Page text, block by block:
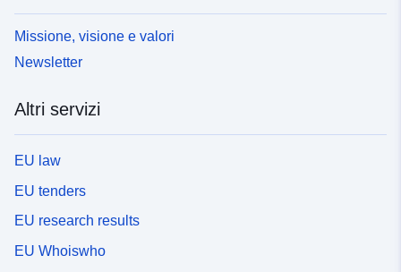
Missione, visione e valori
Newsletter
Altri servizi
EU law
EU tenders
EU research results
EU Whoiswho